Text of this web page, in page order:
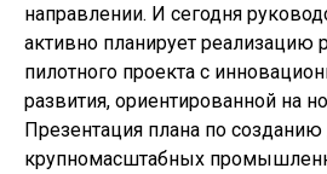
направлении. И сегодня
активно планирует реализацию
пилотного проекта с
развития, ориентированной на
Презентация плана по созданию
крупномасштабных